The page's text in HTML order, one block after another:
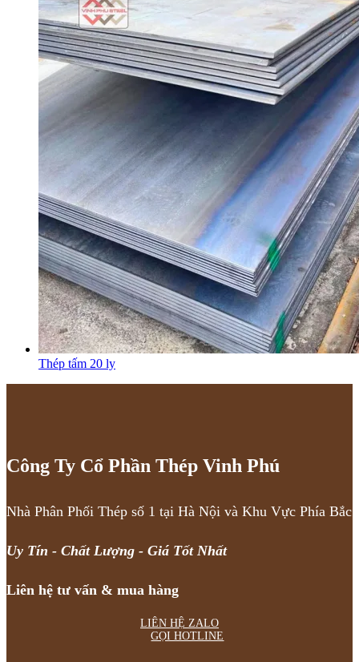
Thép tấm 20 ly
Công Ty Cổ Phần Thép Vinh Phú
Nhà Phân Phối Thép số 1 tại Hà Nội và Khu Vực Phía Bắc
Uy Tín - Chất Lượng - Giá Tốt Nhất
Liên hệ tư vấn & mua hàng
LIÊN HỆ ZALO
GỌI HOTLINE